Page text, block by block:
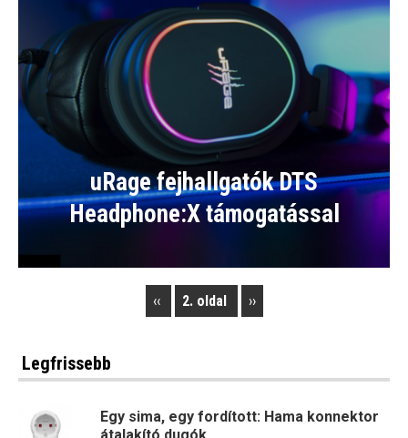
uRage fejhallgatók DTS
Headphone:X támogatással
Previous
page
‹‹ 2. oldal
Next
page
››
Legfrissebb
Egy sima, egy fordított: Hama konnektor